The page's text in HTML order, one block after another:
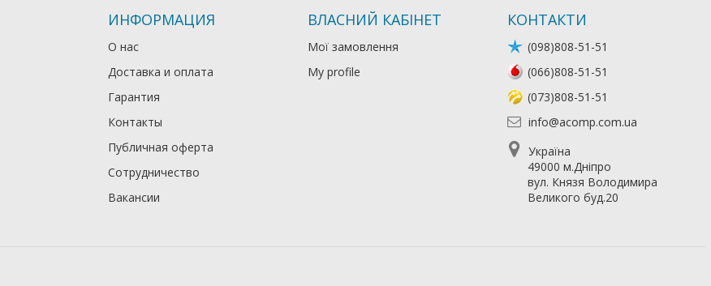
ИНФОРМАЦИЯ
О нас
Доставка и оплата
Гарантия
Контакты
Публичная оферта
Сотрудничество
Вакансии
ВЛАСНИЙ КАБІНЕТ
Мої замовлення
My profile
КОНТАКТИ
(098)808-51-51
(066)808-51-51
(073)808-51-51
info@acomp.com.ua
Україна
49000 м.Дніпро
вул. Князя Володимира
Великого буд.20